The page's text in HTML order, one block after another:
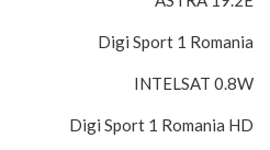
Digi Sport 1 Romania
INTELSAT 0.8W
Digi Sport 1 Romania HD